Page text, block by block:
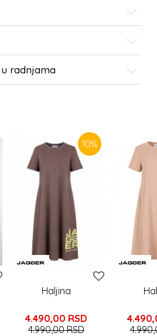
radnjama
10%
Haljina
4.490,00 RSD
4.990,00RSD